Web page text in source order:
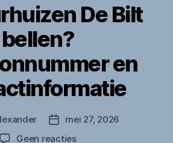
De Bilt
bellen?
en
Berichtdatum
mei 27, 2026
Geen reactiesop